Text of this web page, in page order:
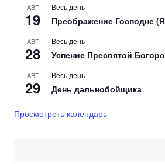
АВГ
19
Весь день
Преображение Господне
АВГ
28
Весь день
Успение Пресвятой
АВГ
29
Весь день
День дальнобойщика
Просмотреть календарь